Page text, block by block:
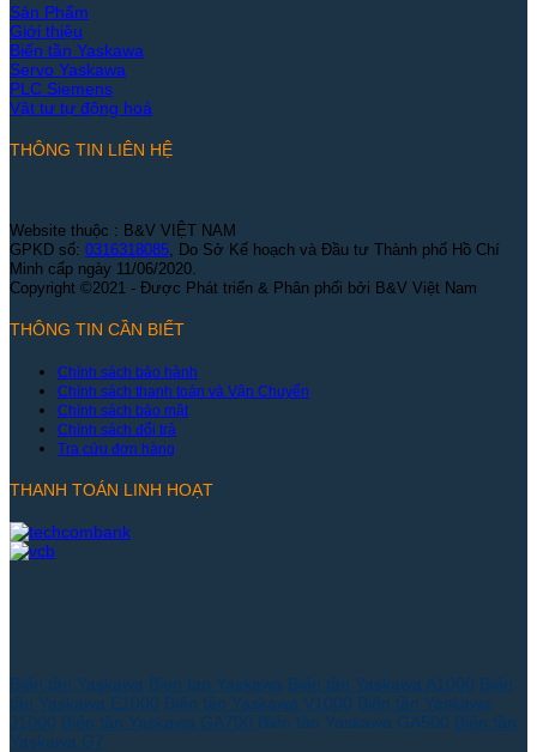
Sản Phẩm
Giới thiệu
Biến tần Yaskawa
Servo Yaskawa
PLC Siemens
Vật tư tự động hoá
THÔNG TIN LIÊN HỆ
Website thuộc : B&V VIỆT NAM
GPKD số: 0316318085 , Do Sở Kế hoạch và Đầu tư Thành phố Hồ Chí
Minh cấp ngày 11/06/2020.
Copyright ©2021 - Được Phát triển & Phân phối bởi B&V Việt Nam
THÔNG TIN CẦN BIẾT
Chính sách bảo hành
Chính sách thanh toán và Vận Chuyển
Chính sách bảo mật
Chính sách đổi trả
Tra cứu đơn hàng
THANH TOÁN LINH HOẠT
Biến tần Yaskawa Bien tan Yaskawa Biến tần Yaskawa A1000 Biến
tần Yaskawa E1000 Biến tần Yaskawa V1000 Biến tần Yaskawa
J1000 Biến tần Yaskawa GA700 Biến tần Yaskawa GA500 Biến tần
Yaskawa G7